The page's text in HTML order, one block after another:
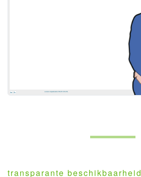
transparante beschikbaarheid